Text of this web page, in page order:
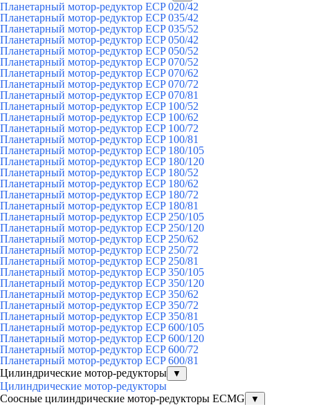
Планетарный мотор-редуктор ECP 020/42
Планетарный мотор-редуктор ECP 035/42
Планетарный мотор-редуктор ECP 035/52
Планетарный мотор-редуктор ECP 050/42
Планетарный мотор-редуктор ECP 050/52
Планетарный мотор-редуктор ECP 070/52
Планетарный мотор-редуктор ECP 070/62
Планетарный мотор-редуктор ECP 070/72
Планетарный мотор-редуктор ECP 070/81
Планетарный мотор-редуктор ECP 100/52
Планетарный мотор-редуктор ECP 100/62
Планетарный мотор-редуктор ECP 100/72
Планетарный мотор-редуктор ECP 100/81
Планетарный мотор-редуктор ECP 180/105
Планетарный мотор-редуктор ECP 180/120
Планетарный мотор-редуктор ECP 180/52
Планетарный мотор-редуктор ECP 180/62
Планетарный мотор-редуктор ECP 180/72
Планетарный мотор-редуктор ECP 180/81
Планетарный мотор-редуктор ECP 250/105
Планетарный мотор-редуктор ECP 250/120
Планетарный мотор-редуктор ECP 250/62
Планетарный мотор-редуктор ECP 250/72
Планетарный мотор-редуктор ECP 250/81
Планетарный мотор-редуктор ECP 350/105
Планетарный мотор-редуктор ECP 350/120
Планетарный мотор-редуктор ECP 350/62
Планетарный мотор-редуктор ECP 350/72
Планетарный мотор-редуктор ECP 350/81
Планетарный мотор-редуктор ECP 600/105
Планетарный мотор-редуктор ECP 600/120
Планетарный мотор-редуктор ECP 600/72
Планетарный мотор-редуктор ECP 600/81
Цилиндрические мотор-редукторы
▼
Цилиндрические мотор-редукторы
Соосные цилиндрические мотор-редукторы ECMG
▼